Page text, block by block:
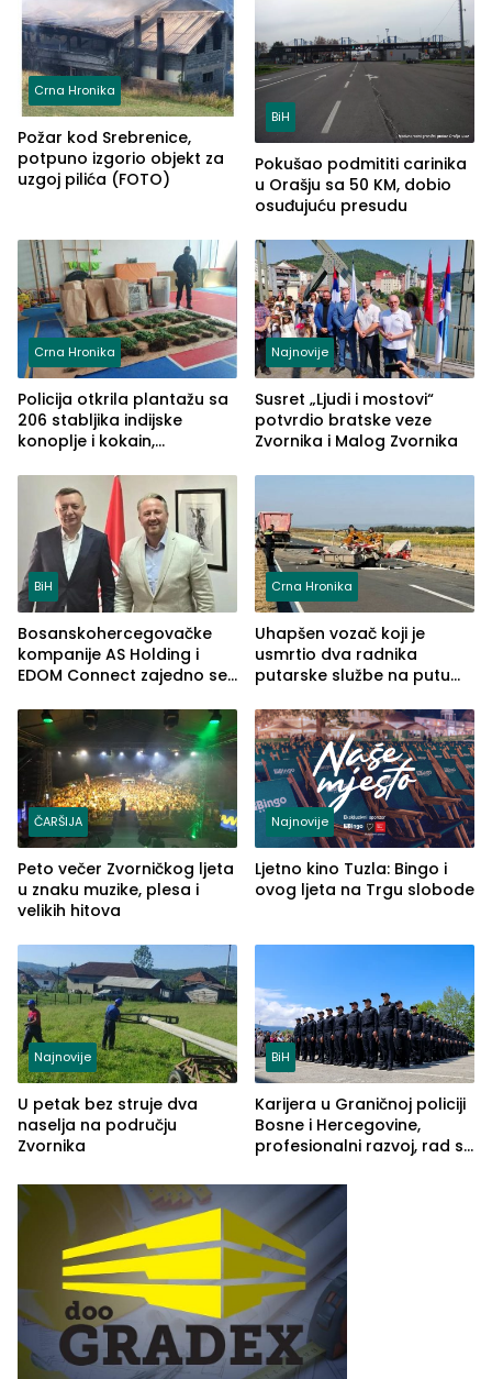
Crna Hronika
Požar kod Srebrenice,
potpuno izgorio objekt za
uzgoj pilića (FOTO)
BiH
Pokušao podmititi carinika
u Orašju sa 50 KM, dobio
osuđujuću presudu
Crna Hronika
Policija otkrila plantažu sa
206 stabljika indijske
konoplje i kokain,
(FOTO)
Najnovije
Susret „Ljudi i mostovi“
potvrdio bratske veze
Zvornika i Malog Zvornika
BiH
Bosanskohercegovačke
kompanije AS Holding i
EDOM Connect zajedno se
Crna Hronika
Uhapšen vozač koji je
usmrtio dva radnika
putarske službe na putu
(FOTO)
ČARŠIJA
Peto večer Zvorničkog ljeta
u znaku muzike, plesa i
velikih hitova
Najnovije
Ljetno kino Tuzla: Bingo i
ovog ljeta na Trgu slobode
Najnovije
U petak bez struje dva
naselja na području
Zvornika
BiH
Karijera u Graničnoj policiji
Bosne i Hercegovine,
profesionalni razvoj, rad sa
služba građanima